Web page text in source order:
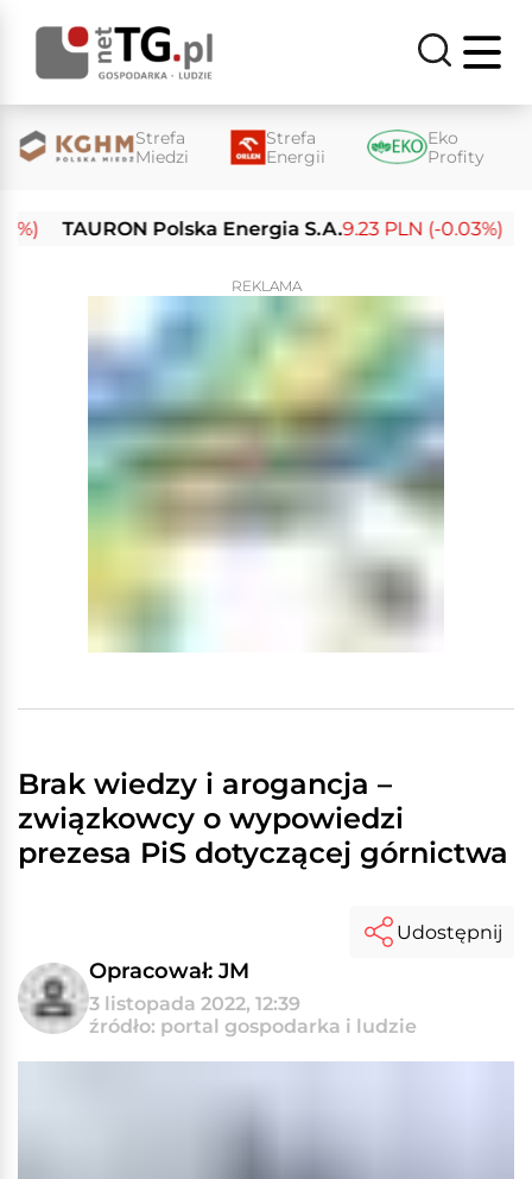
Strefa
Miedzi
Strefa
Energii
Eko
Profity
TAURON Polska Energia S.A. 9.23 PLN (-0.03%)
REKLAMA
Brak wiedzy i arogancja –
związkowcy o wypowiedzi
prezesa PiS dotyczącej górnictwa
Opracował: JM
3 listopada 2022, 12:39
źródło: portal gospodarka i ludzie
Udostępnij